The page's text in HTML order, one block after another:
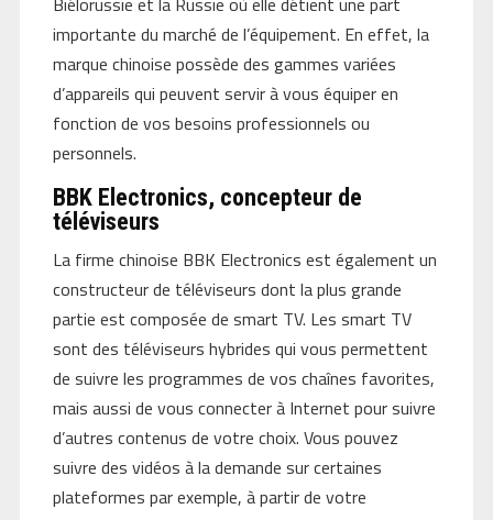
importante du marché de l’équipement. En effet, la
marque chinoise possède des gammes variées
d’appareils qui peuvent servir à vous équiper en
fonction de vos besoins professionnels ou
personnels.
BBK Electronics, concepteur de
téléviseurs
La firme chinoise BBK Electronics est également un
constructeur de téléviseurs dont la plus grande
partie est composée de smart TV. Les smart TV
sont des téléviseurs hybrides qui vous permettent
de suivre les programmes de vos chaînes favorites,
mais aussi de vous connecter à Internet pour suivre
d’autres contenus de votre choix. Vous pouvez
suivre des vidéos à la demande sur certaines
plateformes par exemple, à partir de votre